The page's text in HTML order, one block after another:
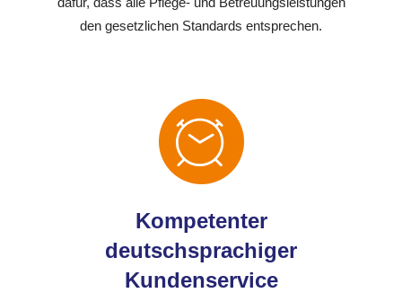
den gesetzlichen Standards entsprechen.
Kompetenter
deutschsprachiger
Kundenservice